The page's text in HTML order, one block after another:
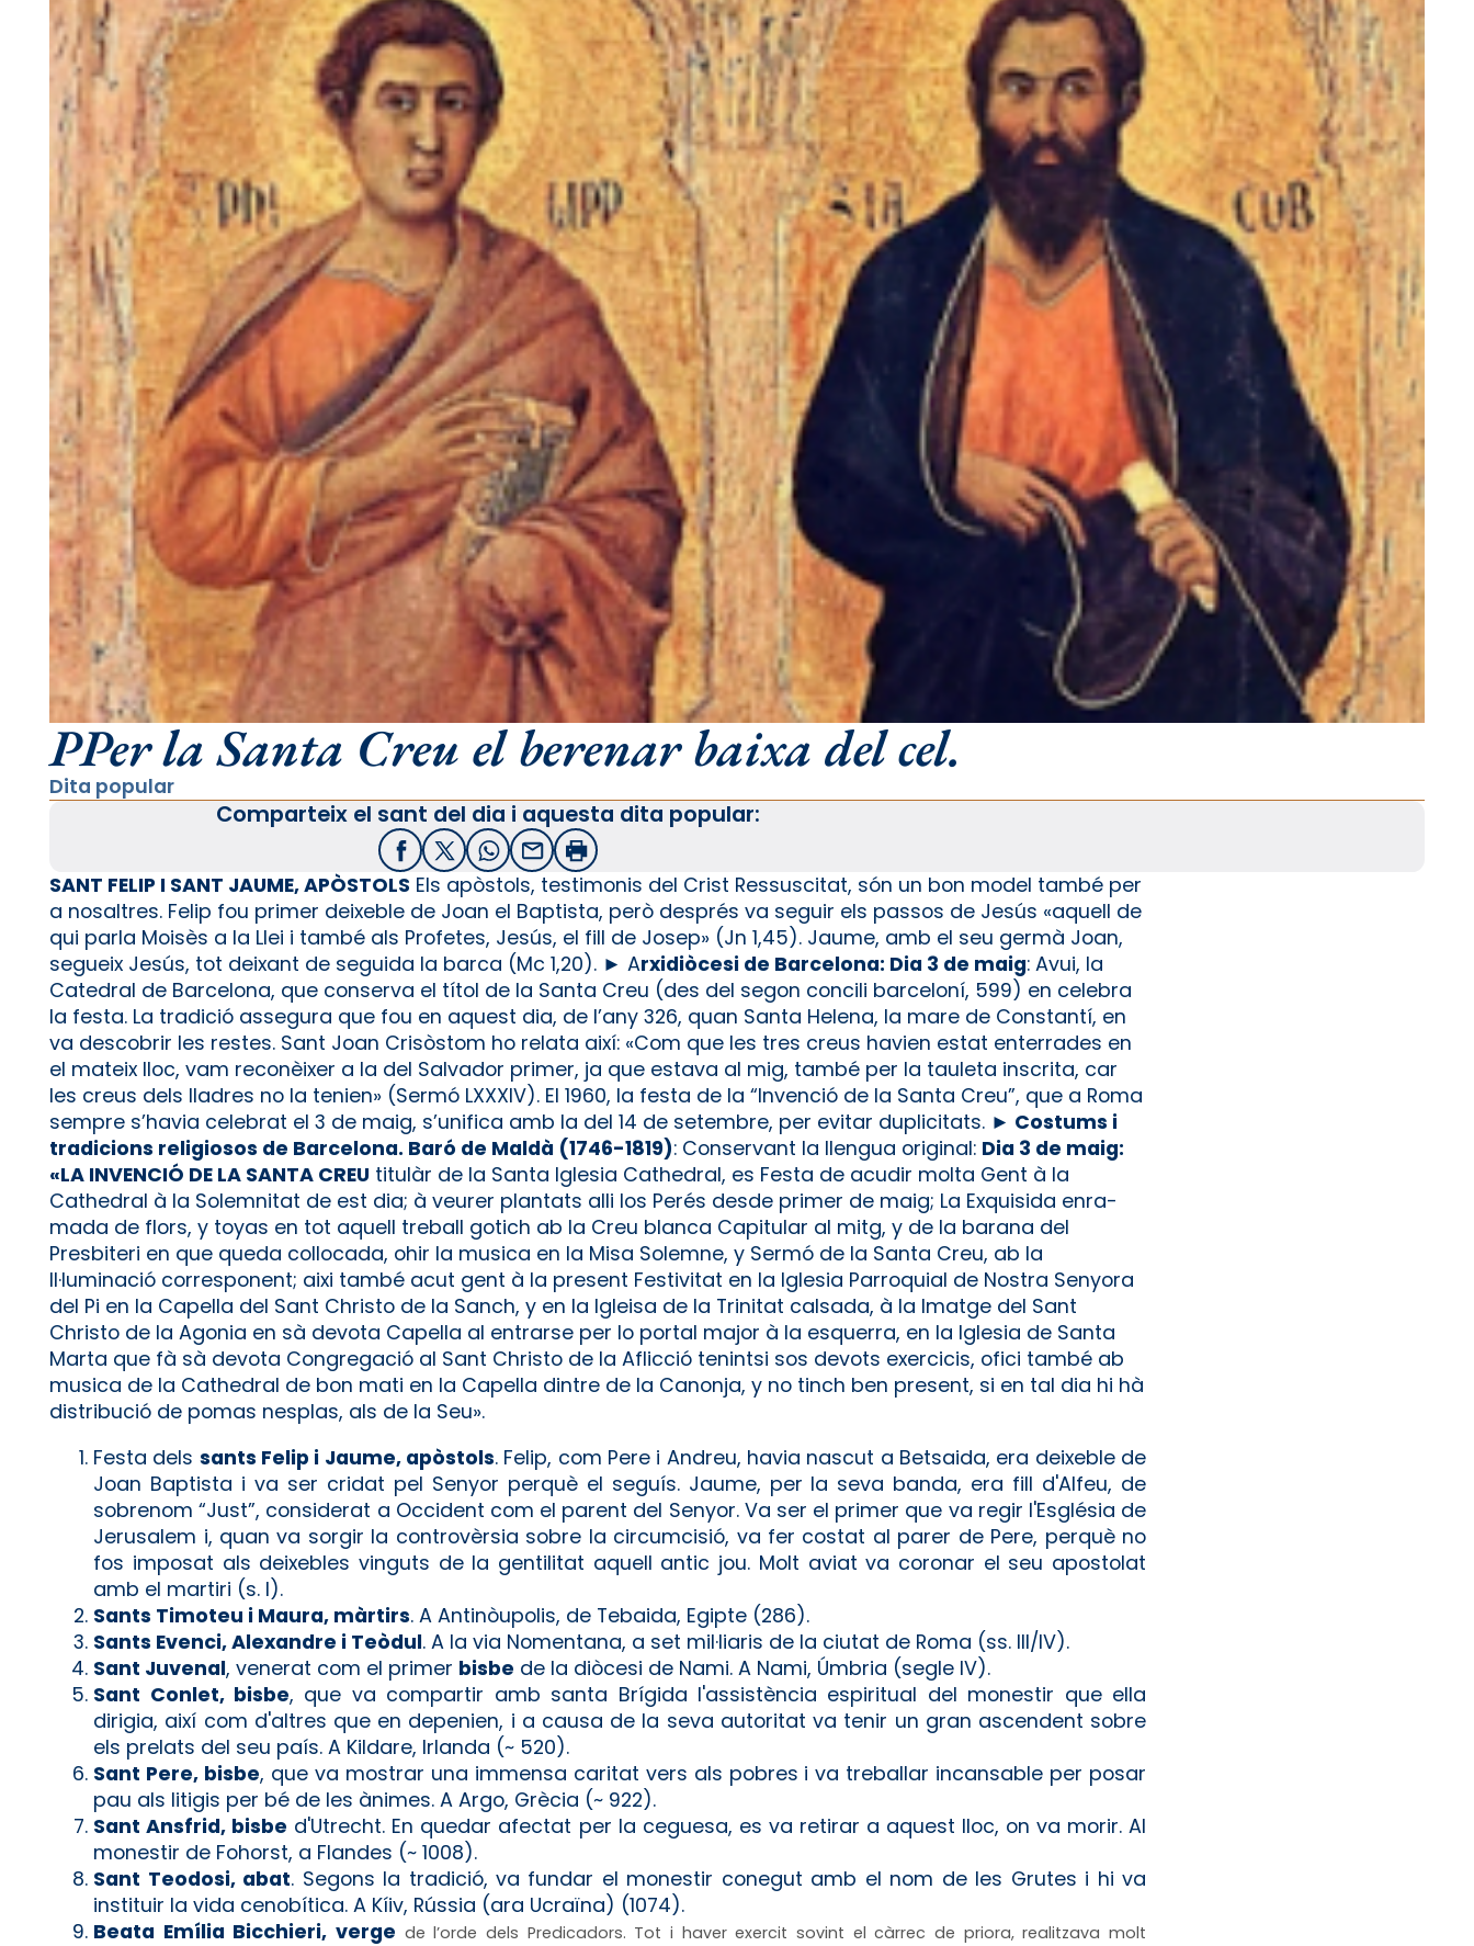
PPer la Santa Creu el berenar baixa del cel.
Dita popular
Comparteix el sant del dia i aquesta dita popular:
FacebookX / Twitter
WhatsApp
EmailImprimir
SANT FELIP I SANT JAUME, APÒSTOLS Els apòstols, testimonis del Crist Ressuscitat, són un bon model també per
a nosaltres. Felip fou primer deixeble de Joan el Baptista, però després va seguir els passos de Jesús «aquell de
qui parla Moisès a la Llei i també als Profetes, Jesús, el fill de Josep» (Jn 1,45). Jaume, amb el seu germà Joan,
segueix Jesús, tot deixant de seguida la barca (Mc 1,20). ► Arxidiòcesi de Barcelona: Dia 3 de maig: Avui, la
Catedral de Barcelona, que conserva el títol de la Santa Creu (des del segon concili barceloní, 599) en celebra
la festa. La tradició assegura que fou en aquest dia, de l’any 326, quan Santa Helena, la mare de Constantí, en
va descobrir les restes. Sant Joan Crisòstom ho relata així: «Com que les tres creus havien estat enterrades en
el mateix lloc, vam reconèixer a la del Salvador primer, ja que estava al mig, també per la tauleta inscrita, car
les creus dels lladres no la tenien» (Sermó LXXXIV). El 1960, la festa de la “Invenció de la Santa Creu”, que a Roma
sempre s’havia celebrat el 3 de maig, s’unifica amb la del 14 de setembre, per evitar duplicitats. ► Costums i
tradicions religiosos de Barcelona. Baró de Maldà (1746-1819): Conservant la llengua original: Dia 3 de maig:
«LA INVENCIÓ DE LA SANTA CREU titulàr de la Santa Iglesia Ca­thedral, es Festa de acudir molta Gent à la
Cathedral à la Solemnitat de est dia; à veurer plantats alli los Perés desde primer de maig; La Exquisida enra­
mada de flors, y toyas en tot aquell treball gotich ab la Creu blanca Capitu­lar al mitg, y de la barana del
Presbiteri en que queda collocada, ohir la mu­sica en la Misa Solemne, y Sermó de la Santa Creu, ab la
Il·luminació corres­ponent; aixi també acut gent à la present Festivitat en la Iglesia Parroquial de Nostra Senyora
del Pi en la Capella del Sant Christo de la Sanch, y en la Igleisa de la Trinitat calsada, à la Imatge del Sant
Christo de la Agonia en sà devota Capella al entrarse per lo portal major à la esquerra, en la Iglesia de Santa
Marta que fà sà devota Congregació al Sant Christo de la Aflicció tenintsi sos devots exercicis, ofici també ab
musica de la Cathedral de bon mati en la Capella dintre de la Canonja, y no tinch ben present, si en tal dia hi hà
distribució de pomas nesplas, als de la Seu».
Festa dels sants Felip i Jaume, apòstols. Felip, com Pere i Andreu, havia nascut a Betsaida, era deixeble de
Joan Baptista i va ser cridat pel Senyor perquè el seguís. Jaume, per la seva banda, era fill d'Alfeu, de
sobrenom “Just”, considerat a Occident com el parent del Senyor. Va ser el primer que va regir l'Església de
Jerusalem i, quan va sorgir la controvèrsia sobre la circumcisió, va fer costat al parer de Pere, perquè no
fos imposat als deixebles vinguts de la gentilitat aquell antic jou. Molt aviat va coronar el seu apostolat
amb el martiri (s. I).
Sants Timoteu i Maura, màrtirs. A Antinòupolis, de Tebaida, Egipte (286).
Sants Evenci, Alexandre i Teòdul. A la via Nomentana, a set mil·liaris de la ciutat de Roma (ss. III/IV).
Sant Juvenal, venerat com el primer bisbe de la diòcesi de Nami. A Nami, Úmbria (segle IV).
Sant Conlet, bisbe, que va compartir amb santa Brígida l'assistència espiritual del monestir que ella
dirigia, així com d'altres que en depenien, i a causa de la seva autoritat va tenir un gran ascendent sobre
els prelats del seu país. A Kildare, Irlanda (~ 520).
Sant Pere, bisbe, que va mostrar una immensa caritat vers als pobres i va treballar incansable per posar
pau als litigis per bé de les ànimes. A Argo, Grècia (~ 922).
Sant Ansfrid, bisbe d'Utrecht. En quedar afectat per la ceguesa, es va retirar a aquest lloc, on va morir. Al
monestir de Fohorst, a Flandes (~ 1008).
Sant Teodosi, abat. Segons la tradició, va fundar el monestir conegut amb el nom de les Grutes i hi va
instituir la vida cenobítica. A Kíiv, Rússia (ara Ucraïna) (1074).
Beata Emília Bicchieri, verge de l’orde dels Predicadors. Tot i haver exercit sovint el càrrec de priora, realitzava molt